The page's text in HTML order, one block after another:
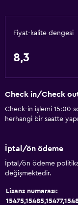
Fiyat-kalite dengesi
8,3
Check in/Check
Check-in işlemi 15:00
herhangi bir saatte
İptal/ön ödeme
İptal/ön ödeme
değişmektedir.
Lisans numarası: